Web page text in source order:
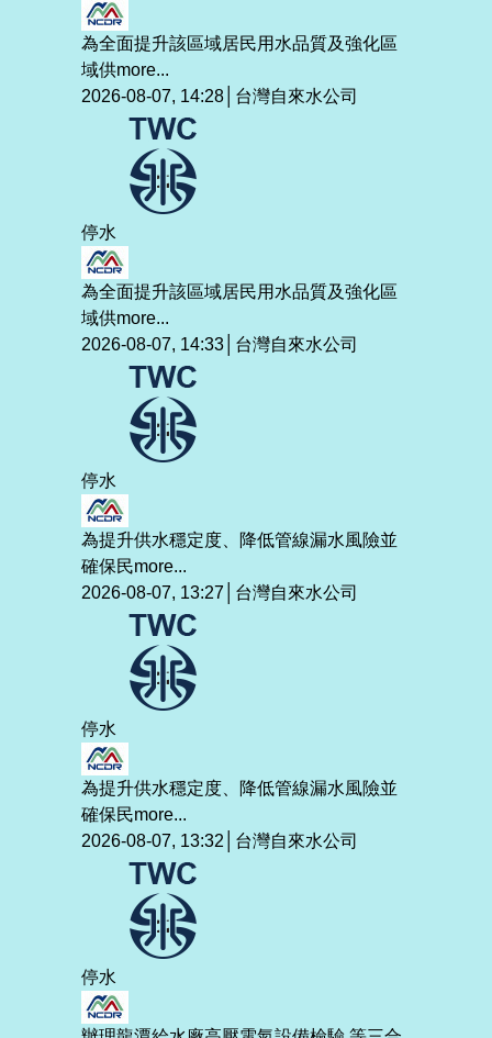
為全面提升該區域居民用水品質及強化區
域供more...
2026-08-07, 14:28│台灣自來水公司
停水
為全面提升該區域居民用水品質及強化區
域供more...
2026-08-07, 14:33│台灣自來水公司
停水
為提升供水穩定度、降低管線漏水風險並
確保民more...
2026-08-07, 13:27│台灣自來水公司
停水
為提升供水穩定度、降低管線漏水風險並
確保民more...
2026-08-07, 13:32│台灣自來水公司
停水